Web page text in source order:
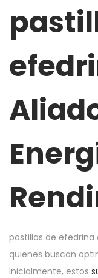
pastillas de
quienes buscan
Inicialmente, estos